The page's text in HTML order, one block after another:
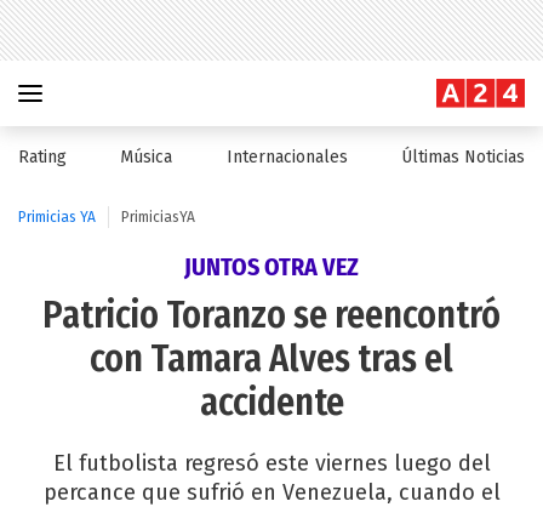
Rating Música Internacionales Últimas Noticias
Primicias YA PrimiciasYA
JUNTOS OTRA VEZ
Patricio Toranzo se reencontró
con Tamara Alves tras el
accidente
El futbolista regresó este viernes luego del
percance que sufrió en Venezuela, cuando el